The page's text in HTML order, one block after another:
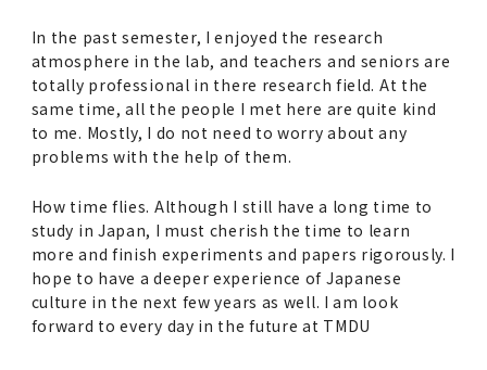
In the past semester, I enjoyed the research
atmosphere in the lab, and teachers and seniors are
totally professional in there research field. At the
same time, all the people I met here are quite kind
to me. Mostly, I do not need to worry about any
problems with the help of them.
How time flies. Although I still have a long time to
study in Japan, I must cherish the time to learn
more and finish experiments and papers rigorously. I
hope to have a deeper experience of Japanese
culture in the next few years as well. I am look
forward to every day in the future at TMDU